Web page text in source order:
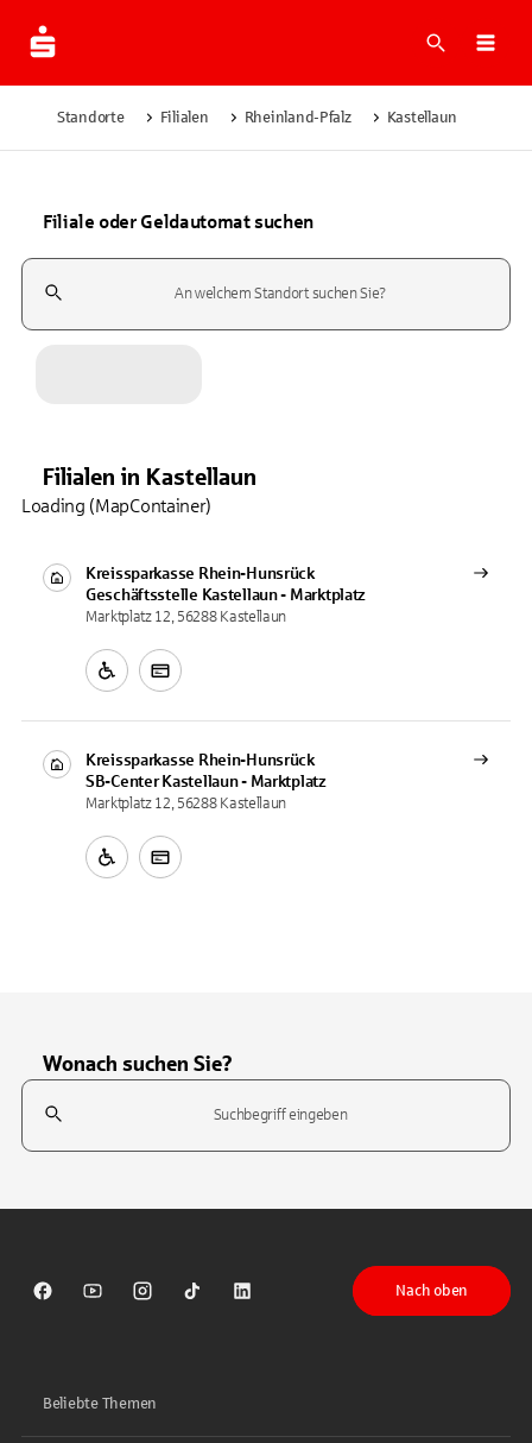
Suche
Standorte Filialen Rheinland-Pfalz Kastellaun
Filiale oder Geldautomat suchen
Suchfeld
Filialen in Kastellaun
Kreissparkasse Rhein-Hunsrück
Geschäftsstelle Kastellaun - Marktplatz
Marktplatz 12, 56288 Kastellaun
Kreissparkasse Rhein-Hunsrück
SB-Center Kastellaun - Marktplatz
Marktplatz 12, 56288 Kastellaun
Loading (MapContainer)
Wonach suchen Sie?
Suchfeld
Sparkasse auf Facebook
Sparkasse auf Youtube
Sparkasse auf Instagram
Sparkasse auf TikTok
Sparkasse auf LinkedIn
Nach oben
Beliebte Themen